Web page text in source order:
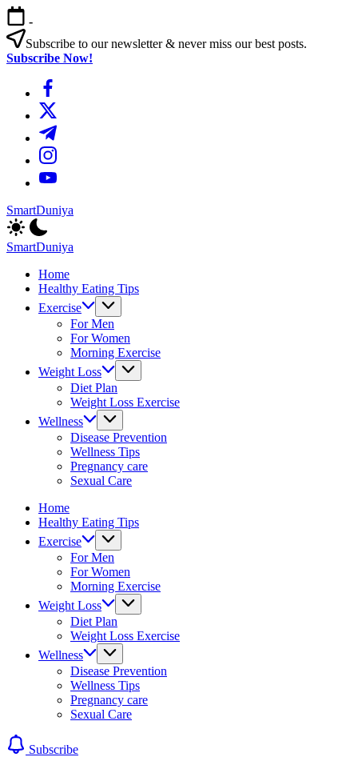
এড়িয়ে
লেখায়
যান
-
Subscribe to our newsletter & never miss our best posts.
Subscribe Now!
https://www.facebook.com/
https://twitter.com/
https://t.me/
https://www.instagram.com/
https://youtube.com/
SmartDuniya
Be
Smart
&
Happy
Life
with
health
SmartDuniya
Smart
Happy
fitness
Home
Healthy Eating Tips
Exercise
For Men
For Women
Morning Exercise
Weight Loss
Diet Plan
Weight Loss Exercise
Wellness
Disease Prevention
Wellness Tips
Pregnancy care
Sexual Care
Home
Healthy Eating Tips
Exercise
For Men
For Women
Morning Exercise
Weight Loss
Diet Plan
Weight Loss Exercise
Wellness
Disease Prevention
Wellness Tips
Pregnancy care
Sexual Care
Subscribe